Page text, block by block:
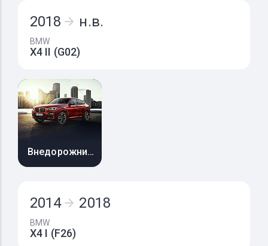
2018 н.в.
BMW
X4 II (G02)
Внедорожник 5 дв.
2014 2018
BMW
X4 I (F26)